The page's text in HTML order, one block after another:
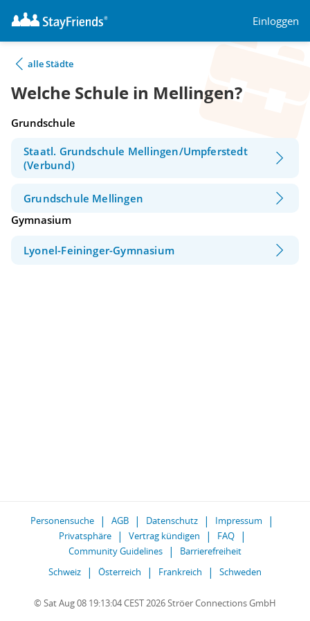
Einloggen
alle Städte
Welche Schule in Mellingen?
Grundschule
Staatl. Grundschule Mellingen/Umpferstedt
(Verbund)
Grundschule Mellingen
Gymnasium
Lyonel-Feininger-Gymnasium
Personensuche AGB Datenschutz
Impressum
Privatsphäre
Vertrag kündigen
FAQ
Community Guidelines
Barrierefreiheit
Schweiz
Österreich Frankreich Schweden
© Sat Aug 08 19:13:04 CEST 2026 Ströer Connections GmbH